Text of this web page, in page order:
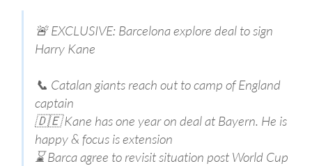
🚨 EXCLUSIVE: Barcelona explore deal to sign
Harry Kane
📞 Catalan giants reach out to camp of England
captain
🇩🇪 Kane has one year on deal at Bayern. He is
happy & focus is extension
⌛️ Barca agree to revisit situation post World Cup